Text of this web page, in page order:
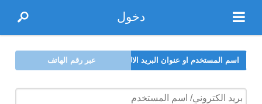
دخول
اسم المستخدم او عنوان البريد الالكتروني عبر رقم الهاتف